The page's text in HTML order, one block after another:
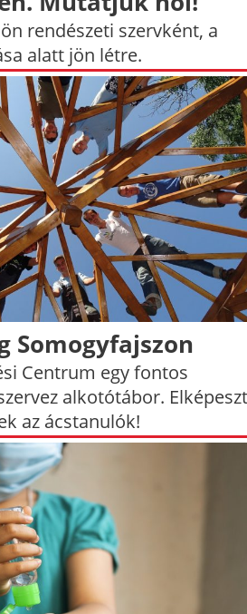
rendészeti szervként, a
alatt jön létre.
Somogyfajszon
Centrum egy fontos
alkotótábor.
az ácstanulók!